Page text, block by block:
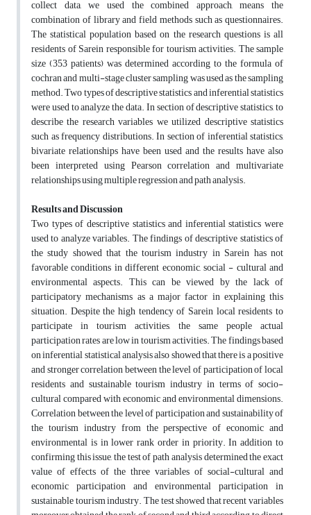
collect data, we used the combined approach, means the
combination of library and field methods such as questionnaires.
The statistical population based on the research questions is all
residents of Sarein responsible for tourism activities. The sample
size (353 patients) was determined according to the formula of
cochran and multi-stage cluster sampling was used as the sampling
method. Two types of descriptive statistics and inferential statistics
were used to analyze the data. In section of descriptive statistics, to
describe the research variables we utilized descriptive statistics
such as frequency distributions. In section of inferential statistics,
bivariate relationships have been used and the results have also
been interpreted using Pearson correlation and multivariate
relationships using multiple regression and path analysis.
Results and Discussion
Two types of descriptive statistics and inferential statistics were
used to analyze variables. The findings of descriptive statistics of
the study showed that the tourism industry in Sarein has not
favorable conditions in different economic, social - cultural and
environmental aspects. This can be viewed by the lack of
participatory mechanisms as a major factor in explaining this
situation. Despite the high tendency of Sarein local residents to
participate in tourism activities, the same people actual
participation rates are low in tourism activities. The findings based
on inferential statistical analysis also showed that there is a positive
and stronger correlation between the level of participation of local
residents and sustainable tourism industry in terms of socio-
cultural compared with economic and environmental dimensions.
Correlation between the level of participation and sustainability of
the tourism industry from the perspective of economic and
environmental is in lower rank order in priority. In addition to
confirming this issue, the test of path analysis determined the exact
value of effects of the three variables of social-cultural and
economic participation and environmental participation in
sustainable tourism industry. The test showed that recent variables